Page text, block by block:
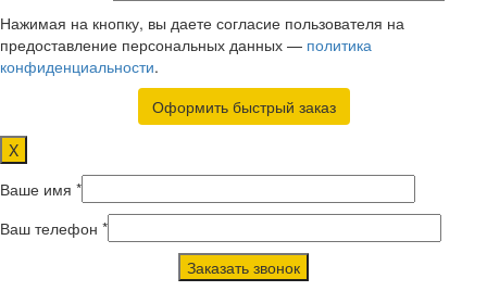
Нажимая на кнопку, вы даете согласие пользователя на
предоставление персональных данных — политика
конфиденциальности.
X
Ваше имя *
Ваш телефон *